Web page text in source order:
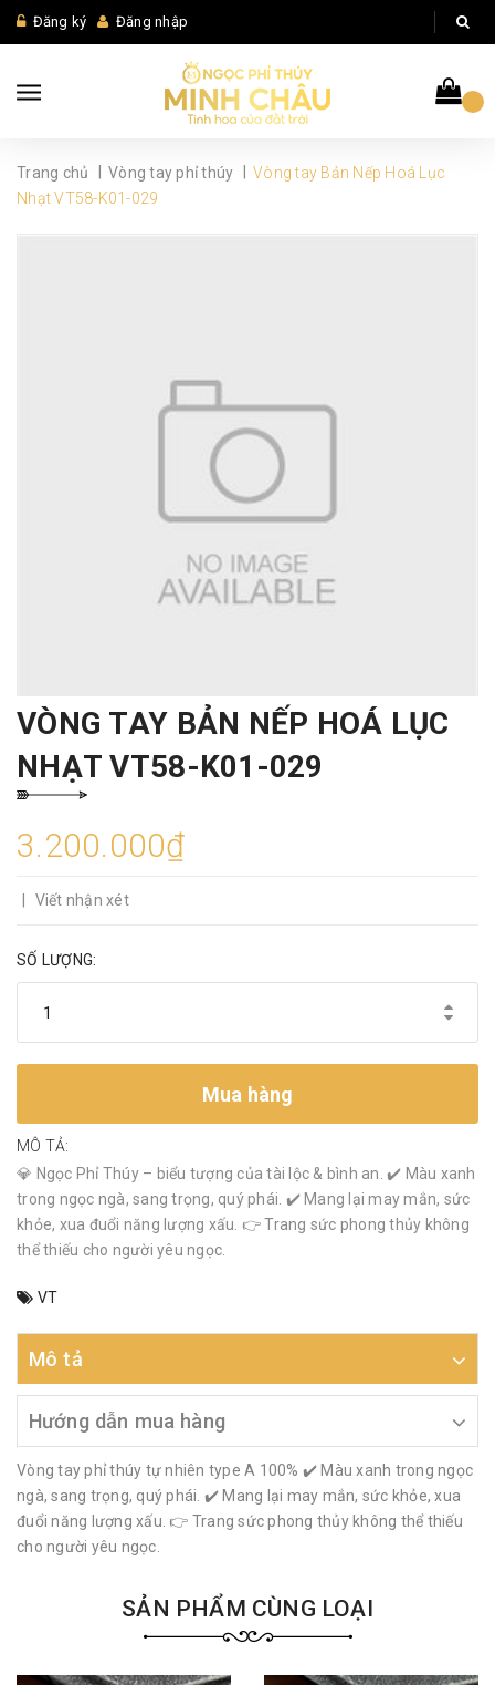
Đăng ký Đăng nhập
Trang chủ Vòng tay phỉ thúy
Vòng tay Bản Nếp Hoá Lục
Nhạt VT58-K01-029
VÒNG TAY BẢN NẾP HOÁ LỤC
NHẠT VT58-K01-029
3.200.000₫
Viết nhận xét
SỐ LƯỢNG:
Mua hàng
MÔ TẢ:
💎 Ngọc Phỉ Thúy – biểu tượng của tài lộc & bình an. ✔️ Màu xanh
trong ngọc ngà, sang trọng, quý phái. ✔️ Mang lại may mắn, sức
khỏe, xua đuổi năng lượng xấu. 👉 Trang sức phong thủy không
thể thiếu cho người yêu ngọc.
VT
Mô tả
Hướng dẫn mua hàng
Vòng tay phỉ thúy tự nhiên type A 100% ✔️ Màu xanh trong ngọc
ngà, sang trọng, quý phái. ✔️ Mang lại may mắn, sức khỏe, xua
đuổi năng lượng xấu. 👉 Trang sức phong thủy không thể thiếu
cho người yêu ngọc.
SẢN PHẨM CÙNG LOẠI